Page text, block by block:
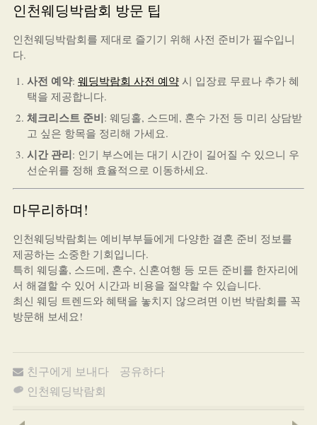
인천웨딩박람회 방문 팁
인천웨딩박람회를 제대로 즐기기 위해 사전 준비가 필수입니
다.
사전 예약: 웨딩박람회 사전 예약시 입장료 무료나 추가 혜
택을 제공합니다.
체크리스트 준비: 웨딩홀, 스드메, 혼수 가전 등 미리 상담받
고 싶은 항목을 정리해 가세요.
시간 관리: 인기 부스에는 대기 시간이 길어질 수 있으니 우
선순위를 정해 효율적으로 이동하세요.
마무리하며!
인천웨딩박람회는 예비부부들에게 다양한 결혼 준비 정보를
제공하는 소중한 기회입니다.
특히 웨딩홀, 스드메, 혼수, 신혼여행 등 모든 준비를 한자리에
서 해결할 수 있어 시간과 비용을 절약할 수 있습니다.
최신 웨딩 트렌드와 혜택을 놓치지 않으려면 이번 박람회를 꼭
방문해 보세요!
친구에게 보내다
공유하다
인천웨딩박람회